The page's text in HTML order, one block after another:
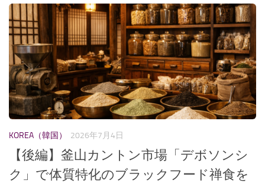
KOREA（韓国） 2026年7月4日
【後編】釜山カントン市場「デボソンシ
ク」で体質特化のブラックフード禅食を